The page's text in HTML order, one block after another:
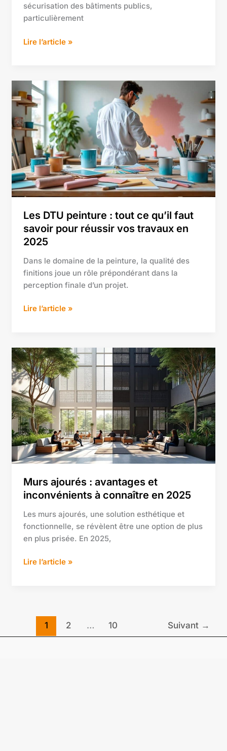
sécurisation des bâtiments publics,
particulièrement
Lire l’article »
Les DTU peinture : tout ce qu’il faut
savoir pour réussir vos travaux en
2025
Dans le domaine de la peinture, la qualité des
finitions joue un rôle prépondérant dans la
perception finale d’un projet.
Les
DTU
peinture
:
tout
ce
qu’il
faut
savoir
pour
vos
travaux
en
2025
Lire l’article »
Murs ajourés : avantages et
inconvénients à connaître en 2025
Les murs ajourés, une solution esthétique et
fonctionnelle, se révèlent être une option de plus
en plus prisée. En 2025,
Murs
ajourés
:
avantages
et
inconvénients
à
connaître
en
2025
Lire l’article »
1 2 … 10 Suivant →